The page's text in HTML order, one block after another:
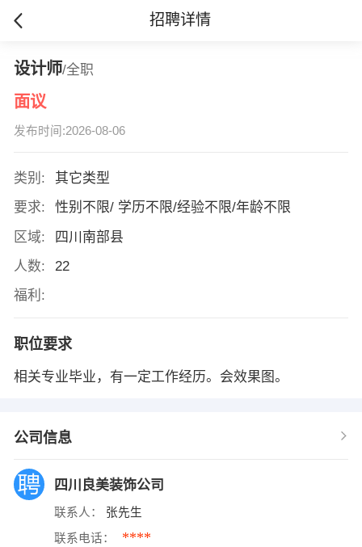
招聘详情
设计师/全职
面议
发布时间:2026-08-06
类别:
其它类型
要求:
性别不限/ 学历不限/经验不限/年龄不限
区域:
四川南部县
人数:
22
福利:
职位要求
相关专业毕业，有一定工作经历。会效果图。
公司信息
四川良美装饰公司
联系人： 张先生
联系电话： ****